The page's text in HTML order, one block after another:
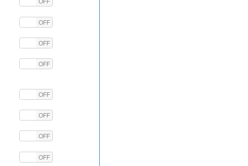
OFF
OFF
OFF
OFF
OFF
OFF
OFF